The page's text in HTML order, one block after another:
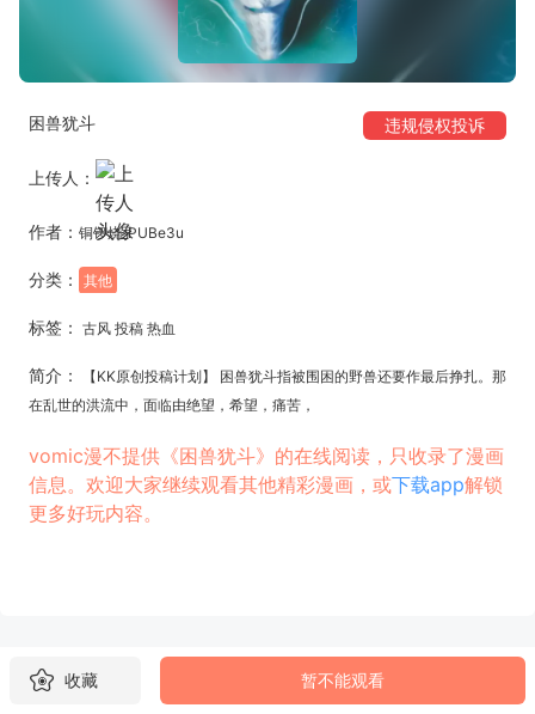
困兽犹斗 违规侵权投诉
上传人：
作者： 铜锣烧_PUBe3u
分类： 其他
标签： 古风 投稿 热血
简介：
【KK原创投稿计划】 困兽犹斗指被围困的野兽还要作最后挣扎。那
在乱世的洪流中，面临由绝望，希望，痛苦，
vomic漫不提供《困兽犹斗》的在线阅读，只收录了漫画
信息。欢迎大家继续观看其他精彩漫画，或下载app解锁
更多好玩内容。
收藏 暂不能观看